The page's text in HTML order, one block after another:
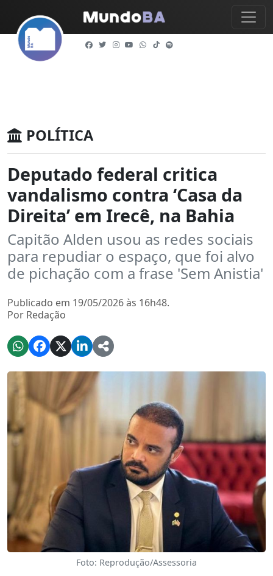
POLÍTICA
Deputado federal critica
vandalismo contra ‘Casa da
Direita’ em Irecê, na Bahia
Capitão Alden usou as redes sociais
para repudiar o espaço, que foi alvo
de pichação com a frase 'Sem Anistia'
Publicado em 19/05/2026 às 16h48.
Por Redação
Foto: Reprodução/Assessoria